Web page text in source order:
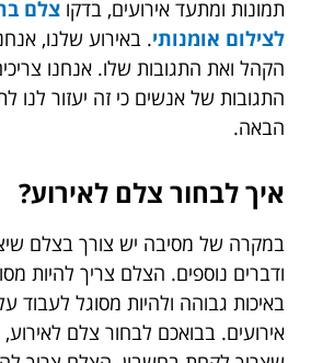
תמונות ומתעד אירועים, בדקו צלם
לצילום אומנותי. באירוע שלנו,
הקהל ואת התגובות שלו. אנחנו
התגובות של אנשים כי זה יעזור לנו
הבאה.
איך לבחור צלם לאירוע?
במקרה של מסיבה יש צורך בצלם
ודברים נוספים. הצלם צריך להיות
באיכות גבוהה ולהיות מסוגל לעבוד
אירועים. בבואכם לבחור צלם